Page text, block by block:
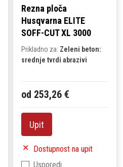
Rezna ploča
Husqvarna ELITE
SOFF-CUT XL 3000
Prikladno za: Zeleni beton:
srednje tvrdi abrazivi
od 253,26 €
Upit
Dostupnost na upit
Usporedi